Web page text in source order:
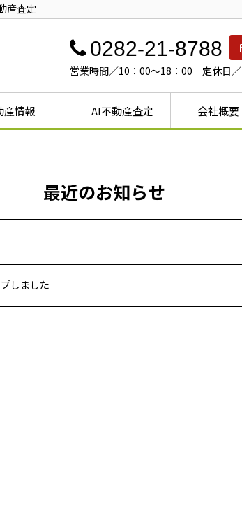
産査定
0282-21-8788
営業時間／10：00～18：00 定休日／
産情報 AI不動産査定 会社概要
最近のお知らせ
しました